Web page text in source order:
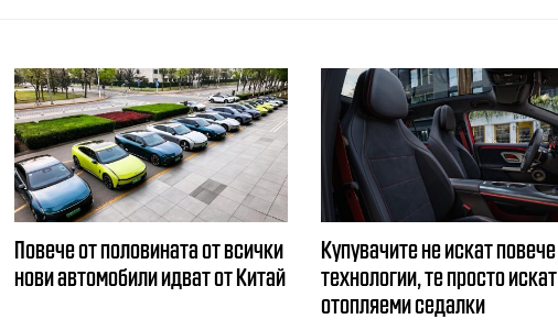
Повече от половината от всички
нови автомобили идват от Китай
Купувачите не искат повече
технологии, те просто искат
отопляеми седалки